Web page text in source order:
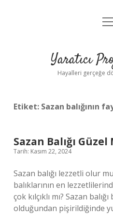
Yasal
Yaratıcı
Hayalleri gerçeğe
Etiket: Sazan balığının
Sazan Balığı Güzel
Tarih: Kasım 22, 2024
Sazan balığı lezzetli olur
balıklarının en
çok kılçıklı mı? Sazan
olduğundan pişirildiğinde